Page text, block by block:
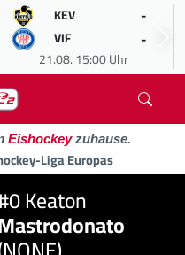
KEV -
VIF -
21.08. 15:00 Uhr
Eishockeyzuhause.
Liga Europas
Keaton